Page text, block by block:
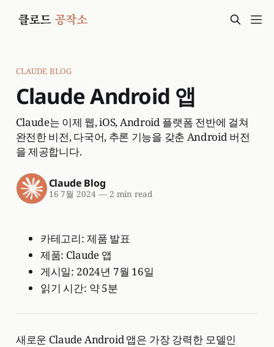
CLAUDE BLOG
Claude Android 앱
Claude는 이제 웹, iOS, Android 플랫폼 전반에 걸쳐
완전한 비전, 다국어, 추론 기능을 갖춘 Android 버전
을 제공합니다.
Claude Blog
16 7월 2024 —2 min read
카테고리: 제품 발표
제품: Claude 앱
게시일: 2024년 7월 16일
읽기 시간: 약 5분
새로운 Claude Android 앱은 가장 강력한 모델인